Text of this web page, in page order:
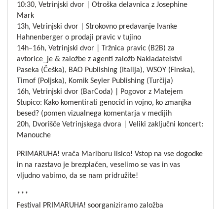
10:30, Vetrinjski dvor | Otroška delavnica z Josephine
Mark
13h, Vetrinjski dvor | Strokovno predavanje Ivanke
Hahnenberger o prodaji pravic v tujino
14h–16h, Vetrinjski dvor | Tržnica pravic (B2B) za
avtorice_je & založbe z agenti založb Nakladatelstvi
Paseka (Češka), BAO Publishing (Italija), WSOY (Finska),
Timof (Poljska), Komik Seyler Publishing (Turčija)
16h, Vetrinjski dvor (BarCoda) | Pogovor z Matejem
Stupico: Kako komentirati genocid in vojno, ko zmanjka
besed? (pomen vizualnega komentarja v medijih
20h, Dvorišče Vetrinjskega dvora | Veliki zaključni koncert:
Manouche
PRIMARUHA! vrača Mariboru lisico! Vstop na vse dogodke
in na razstavo je brezplačen, veselimo se vas in vas
vljudno vabimo, da se nam pridružite!
***
Festival PRIMARUHA! soorganiziramo založba